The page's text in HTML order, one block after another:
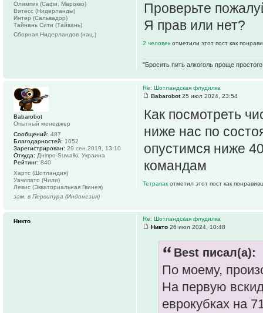
Проверьте
Я прав или нет?
2 человек отметили этот пост как
"Бросить пить алкоголь проще
Олимпик (Сафи, Марокко)
Витесс (Нидерланды)
Интер (Сальвадор)
Тайнань Сити (Тайвань)
Сборная Нидерландов (нац.)
Re: Шотландская флудилка
Babarobot25 июл 2024, 23:54
Как посмотреть
ниже нас по
опустимся ниже
командам
Тетрапак отметил этот пост как
Babarobot
Опытный менеджер
Сообщений: 487
Благодарностей: 1052
Зарегистрирован: 29 сен 2019, 13:10
Откуда: Дніпро-Suwałki, Украина
Рейтинг: 840
Хартс (Шотландия)
Уачипато (Чили)
Левис (Экваториальная Гвинея)
зам. в Персипура (Индонезия)
Re: Шотландская флудилка
Никто 26 июл 2024, 10:48
Best писал(а):
По моему,
На первую
еврокубках на
Никто